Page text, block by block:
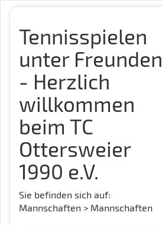
Tennisspielen
unter Freunden
- Herzlich
willkommen
beim TC
Ottersweier
1990 e.V.
Sie befinden sich auf:
Mannschaften > Mannschaften